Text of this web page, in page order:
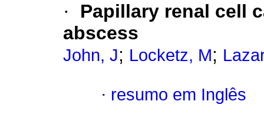
·
Papillary renal cell
abscess
John, J; Locketz, M;
· resumo em Inglês